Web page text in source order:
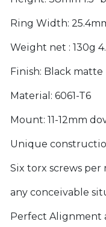
Ring Width:
Weight net : 130g
Finish: Black matte
Material: 6061-T6
Mount: 11-12mm
Unique
Six torx screws
any conceivable
Perfect Alignment